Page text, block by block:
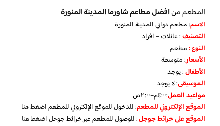
المطعم منافضل مطاعم شاورما المدينة المنورة
الاسم: مطعم دواني المدينة المنورة
التصنيف: عائلات – افراد
النوع :مطعم
الأسعار:متوسطة
الأطفال:يوجد
الموسيقى:لا يوجد
مواعيد العمل:٤:٠٠م–٢:٠٠ص
الموقع الإلكتروني للمطعم: للدخول للموقع الإلكتروني للمطعماضغط هنا
الموقع على خرائط جوجل: للوصول للمطعم عبر خرائط جوجلاضغط هنا